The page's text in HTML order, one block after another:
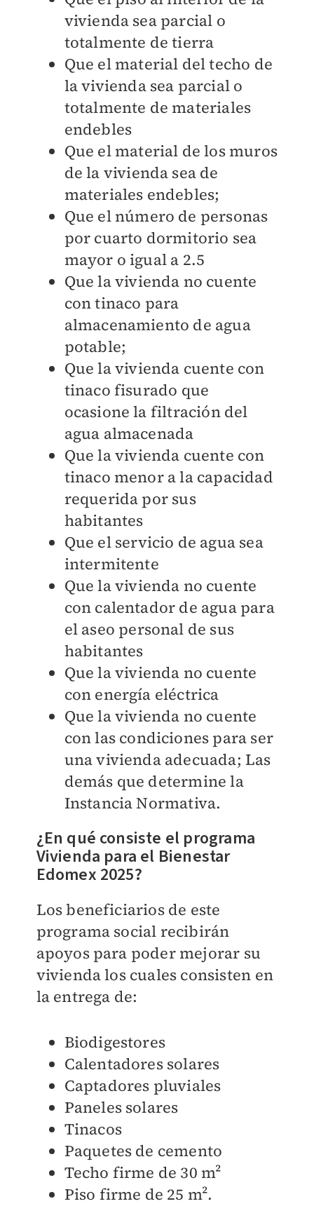
vivienda sea parcial o
totalmente de tierra
Que el material del techo de
la vivienda sea parcial o
totalmente de materiales
endebles
Que el material de los muros
de la vivienda sea de
materiales endebles;
Que el número de personas
por cuarto dormitorio sea
mayor o igual a 2.5
Que la vivienda no cuente
con tinaco para
almacenamiento de agua
potable;
Que la vivienda cuente con
tinaco fisurado que
ocasione la filtración del
agua almacenada
Que la vivienda cuente con
tinaco menor a la capacidad
requerida por sus
habitantes
Que el servicio de agua sea
intermitente
Que la vivienda no cuente
con calentador de agua para
el aseo personal de sus
habitantes
Que la vivienda no cuente
con energía eléctrica
Que la vivienda no cuente
con las condiciones para ser
una vivienda adecuada; Las
demás que determine la
Instancia Normativa.
¿En qué consiste el programa
Vivienda para el Bienestar
Edomex 2025?
Los beneficiarios de este
programa social recibirán
apoyos para poder mejorar su
vivienda los cuales consisten en
la entrega de:
Biodigestores
Calentadores solares
Captadores pluviales
Paneles solares
Tinacos
Paquetes de cemento
Techo firme de 30 m²
Piso firme de 25 m².